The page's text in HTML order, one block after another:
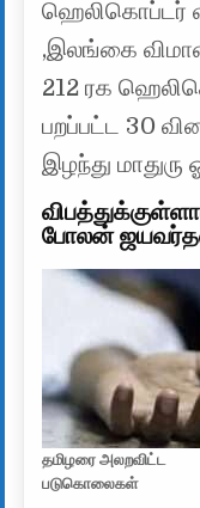
ஹெலிகொப்டர்
,இலங்கை
212 ரக
பறப்பட்ட 30
இழந்து
போலன்
தமிழரை அலறவிட்ட
படுகொலைகள்